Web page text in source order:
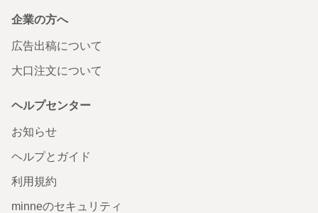
企業の方へ
広告出稿について
大口注文について
ヘルプセンター
お知らせ
ヘルプとガイド
利用規約
minneのセキュリティ